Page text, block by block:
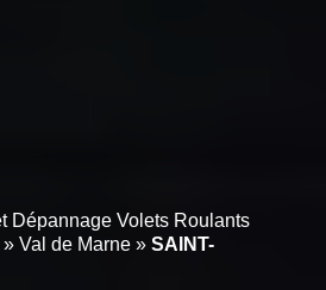
Dépannage Volets Roulants
» Val de Marne » SAINT-